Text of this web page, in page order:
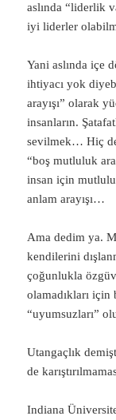
aslında “liderlik
iyi liderler
Yani aslında içe
ihtiyacı yok
arayışı” olarak
insanların.
sevilmek… Hiç
“boş mutluluk
insan için
anlam arayışı…
Ama dedim ya.
kendilerini
çoğunlukla
olamadıkları
“uyumsuzları”
Utangaçlık
de
Indiana